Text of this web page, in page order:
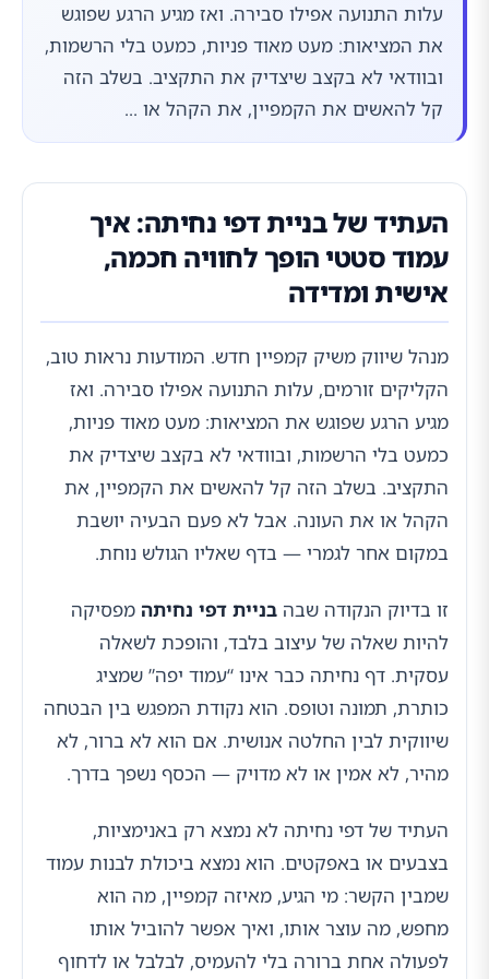
עלות התנועה אפילו סבירה. ואז מגיע הרגע שפוגש
את המציאות: מעט מאוד פניות, כמעט בלי הרשמות,
ובוודאי לא בקצב שיצדיק את התקציב. בשלב הזה
קל להאשים את הקמפיין, את הקהל או ...
העתיד של בניית דפי נחיתה: איך
עמוד סטטי הופך לחוויה חכמה,
אישית ומדידה
מנהל שיווק משיק קמפיין חדש. המודעות נראות טוב,
הקליקים זורמים, עלות התנועה אפילו סבירה. ואז
מגיע הרגע שפוגש את המציאות: מעט מאוד פניות,
כמעט בלי הרשמות, ובוודאי לא בקצב שיצדיק את
התקציב. בשלב הזה קל להאשים את הקמפיין, את
הקהל או את העונה. אבל לא פעם הבעיה יושבת
במקום אחר לגמרי — בדף שאליו הגולש נוחת.
זו בדיוק הנקודה שבה בניית דפי נחיתה מפסיקה
להיות שאלה של עיצוב בלבד, והופכת לשאלה
עסקית. דף נחיתה כבר אינו “עמוד יפה” שמציג
כותרת, תמונה וטופס. הוא נקודת המפגש בין הבטחה
שיווקית לבין החלטה אנושית. אם הוא לא ברור, לא
מהיר, לא אמין או לא מדויק — הכסף נשפך בדרך.
העתיד של דפי נחיתה לא נמצא רק באנימציות,
בצבעים או באפקטים. הוא נמצא ביכולת לבנות עמוד
שמבין הקשר: מי הגיע, מאיזה קמפיין, מה הוא
מחפש, מה עוצר אותו, ואיך אפשר להוביל אותו
לפעולה אחת ברורה בלי להעמיס, לבלבל או לדחוף